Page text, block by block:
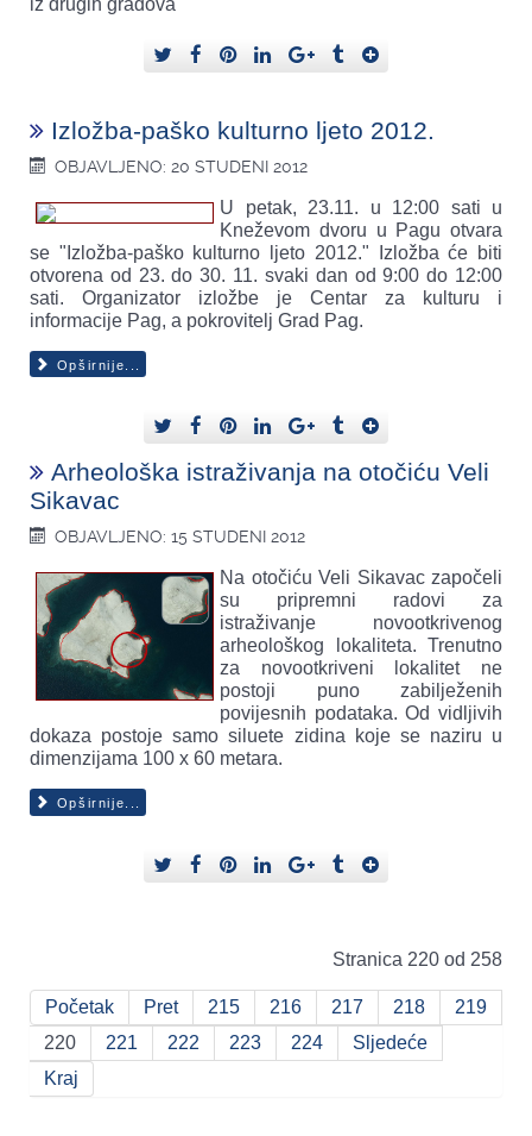
Izložba-paško kulturno ljeto 2012.
OBJAVLJENO: 20 STUDENI 2012
U petak, 23.11. u 12:00 sati u
Kneževom dvoru u Pagu otvara
se "Izložba-paško kulturno ljeto 2012." Izložba će biti
otvorena od 23. do 30. 11. svaki dan od 9:00 do 12:00
sati. Organizator izložbe je Centar za kulturu i
informacije Pag, a pokrovitelj Grad Pag.
Opširnije...
Arheološka istraživanja na otočiću Veli
Sikavac
OBJAVLJENO: 15 STUDENI 2012
Na otočiću Veli Sikavac započeli
su pripremni radovi za
istraživanje novootkrivenog
arheološkog lokaliteta. Trenutno
za novootkriveni lokalitet ne
postoji puno zabilježenih
povijesnih podataka. Od vidljivih
dokaza postoje samo siluete zidina koje se naziru u
dimenzijama 100 x 60 metara.
Opširnije...
Stranica 220 od 258
Početak Pret 215 216 217 218
219
220
221 222 223 224
Sljedeće
Kraj